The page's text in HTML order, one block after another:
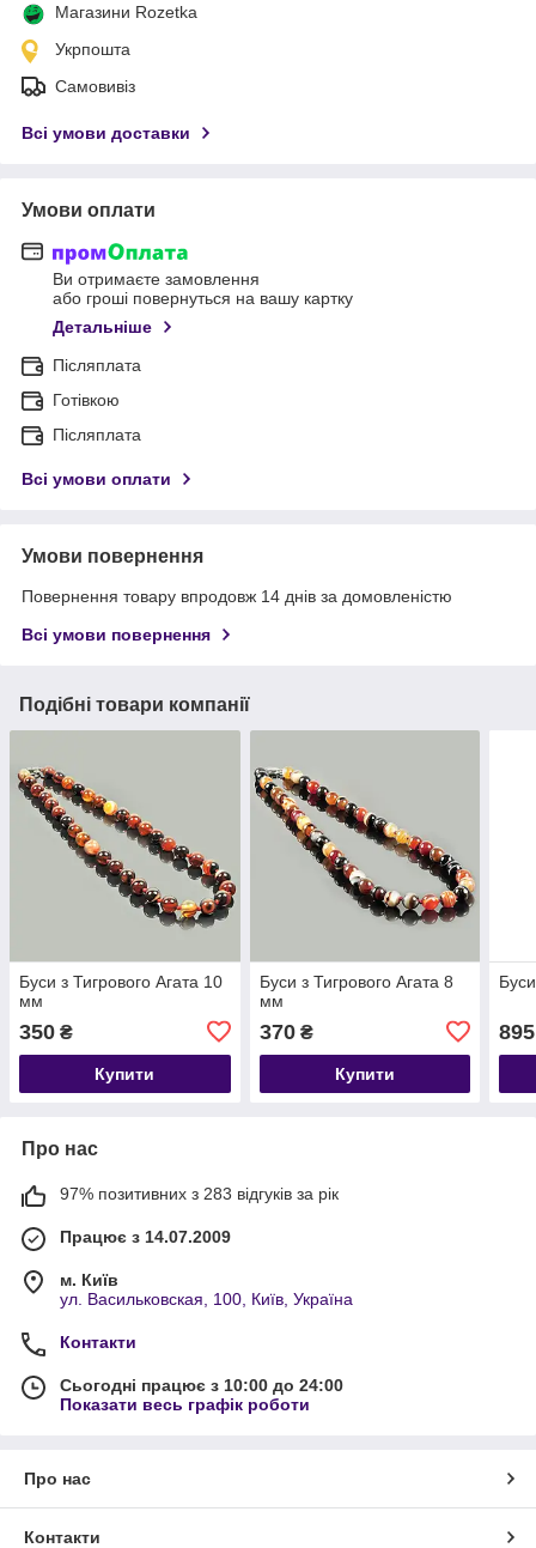
Магазини Rozetka
Укрпошта
Самовивіз
Всі умови доставки
Умови оплати
Ви отримаєте замовлення
або гроші повернуться на вашу картку
Детальніше
Післяплата
Готівкою
Післяплата
Всі умови оплати
Умови повернення
Повернення товару впродовж 14 днів за домовленістю
Всі умови повернення
Подібні товари компанії
Буси з Тигрового Агата 10
мм
350 ₴
Купити
Буси з Тигрового Агата 8
мм
370₴
Купити
895
Про нас
97% позитивних з 283 відгуків за рік
Працює з 14.07.2009
м. Київ
ул. Васильковская, 100, Київ, Україна
Контакти
Сьогодні працює з 10:00 до 24:00
Показати весь графік роботи
Про нас
Контакти